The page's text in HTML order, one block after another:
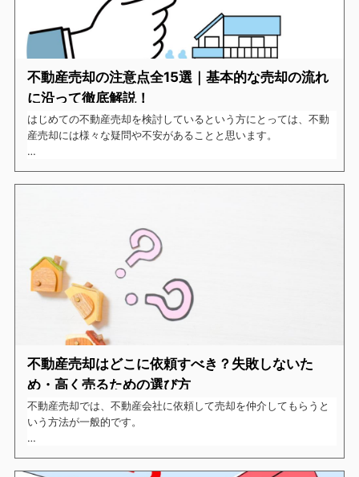
不動産売却の注意点全15選｜基本的な売却の流れ
に沿って徹底解説！
はじめての不動産売却を検討しているという方にとっては、不動
産売却には様々な疑問や不安があることと思います。
いのではないでしょうか。
動産売却で注意するべきポイントを売却の流れとともにご紹介し
不動産売却はどこに依頼すべき？失敗しないた
め・高く売るための選び方
不動産売却では、不動産会社に依頼して売却を仲介してもらうと
いう方法が一般的です。
まずその選び方から迷ってしまうということも多くあるでしょ